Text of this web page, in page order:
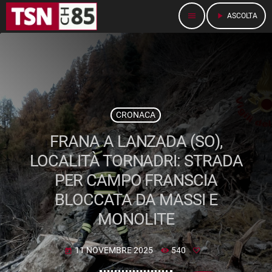
menu play_arrow ASCOLTA
CRONACA
FRANA A LANZADA (SO),
LOCALITÀ TORNADRI: STRADA
PER CAMPO FRANSCIA
BLOCCATA DA MASSI E
MONOLITE
today 11 NOVEMBRE 2025 540